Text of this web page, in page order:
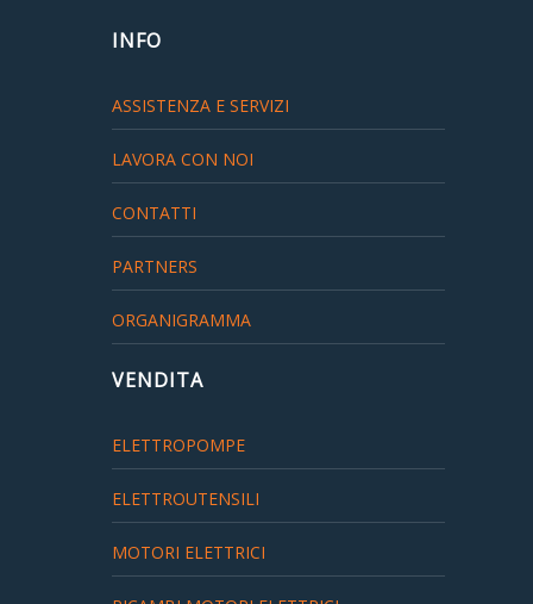
INFO
ASSISTENZA E SERVIZI
LAVORA CON NOI
CONTATTI
PARTNERS
ORGANIGRAMMA
VENDITA
ELETTROPOMPE
ELETTROUTENSILI
MOTORI ELETTRICI